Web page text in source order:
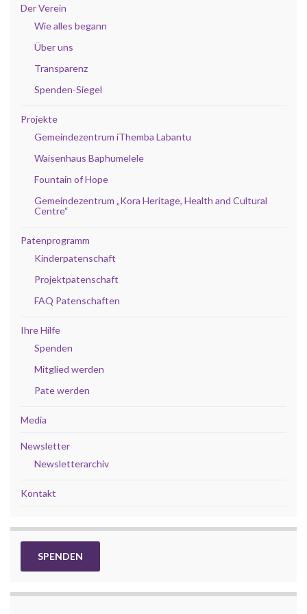
Der Verein
Wie alles begann
Über uns
Transparenz
Spenden-Siegel
Projekte
Gemeindezentrum iThemba Labantu
Waisenhaus Baphumelele
Fountain of Hope
Gemeindezentrum „Kora Heritage, Health and Cultural
Centre“
Patenprogramm
Kinderpatenschaft
Projektpatenschaft
FAQ Patenschaften
Ihre Hilfe
Spenden
Mitglied werden
Pate werden
Media
Newsletter
Newsletterarchiv
Kontakt
SPENDEN